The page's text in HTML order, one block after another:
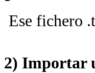
Ese fichero
2) Importar